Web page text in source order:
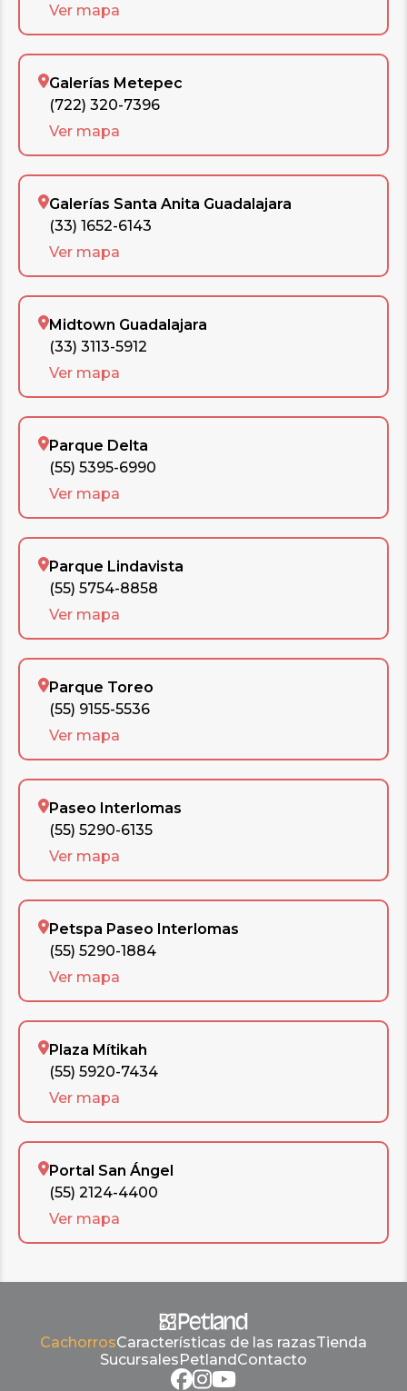
Ver mapa
Galerías Metepec
(722) 320-7396
Ver mapa
Galerías Santa Anita Guadalajara
(33) 1652-6143
Ver mapa
Midtown Guadalajara
(33) 3113-5912
Ver mapa
Parque Delta
(55) 5395-6990
Ver mapa
Parque Lindavista
(55) 5754-8858
Ver mapa
Parque Toreo
(55) 9155-5536
Ver mapa
Paseo Interlomas
(55) 5290-6135
Ver mapa
Petspa Paseo Interlomas
(55) 5290-1884
Ver mapa
Plaza Mítikah
(55) 5920-7434
Ver mapa
Portal San Ángel
(55) 2124-4400
Ver mapa
CachorrosCaracterísticas de las razasTienda
Sucursales Petland Contacto